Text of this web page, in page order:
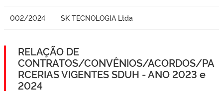
002/2024 SK TECNOLOGIA Ltda
RELAÇÃO DE
CONTRATOS/CONVÊNIOS/ACORDOS/PA
RCERIAS VIGENTES SDUH - ANO 2023 e
2024